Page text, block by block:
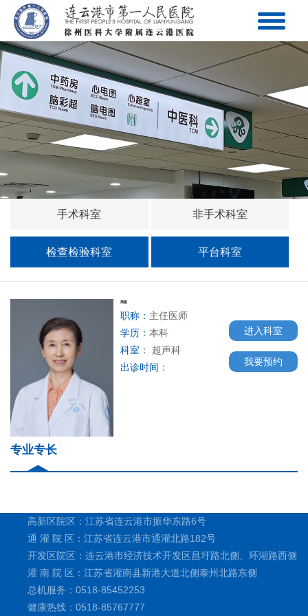
手术科室 非手术科室
检查检验科室 平台科室
周星
职称： 主任医师
学历： 本科
科室：
超声科
出诊时间：
进入科室
我要预约
专业专长
高新区院区：江苏省连云港市振华东路6号
通 灌 院 区：江苏省连云港市通灌北路182号
开发区院区：连云港市经济技术开发区昌圩路北侧、环湖路西侧
灌 南 院 区：江苏省灌南县新港大道北侧泰州北路东侧
总机服务：0518-85452253
健康热线：0518-85767777